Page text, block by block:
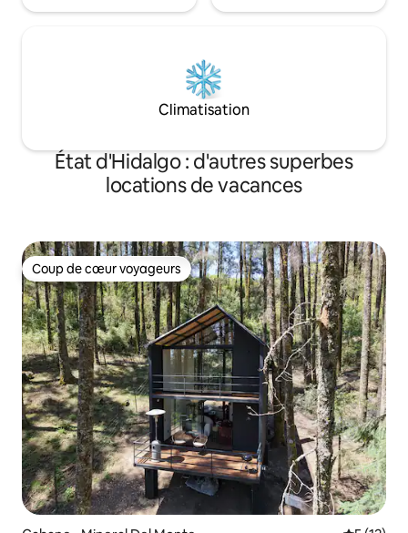
Climatisation
État d'Hidalgo : d'autres superbes
locations de vacances
Coup de cœur voyageurs
Coup de cœur voyageurs